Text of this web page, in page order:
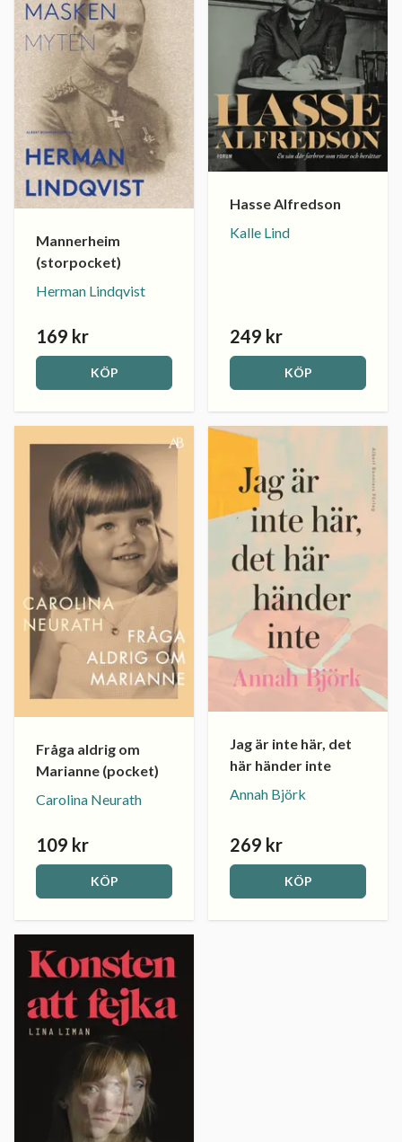
Mannerheim
(storpocket)
Herman Lindqvist
169 kr
KÖP
Hasse Alfredson
Kalle Lind
249 kr
KÖP
Fråga aldrig om
Marianne (pocket)
Carolina Neurath
109 kr
KÖP
Jag är inte här, det
här händer inte
Annah Björk
269 kr
KÖP